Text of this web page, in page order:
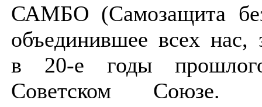
САМБО (Самозащита
объединившее всех нас,
в 20-е годы
Советском Союзе.